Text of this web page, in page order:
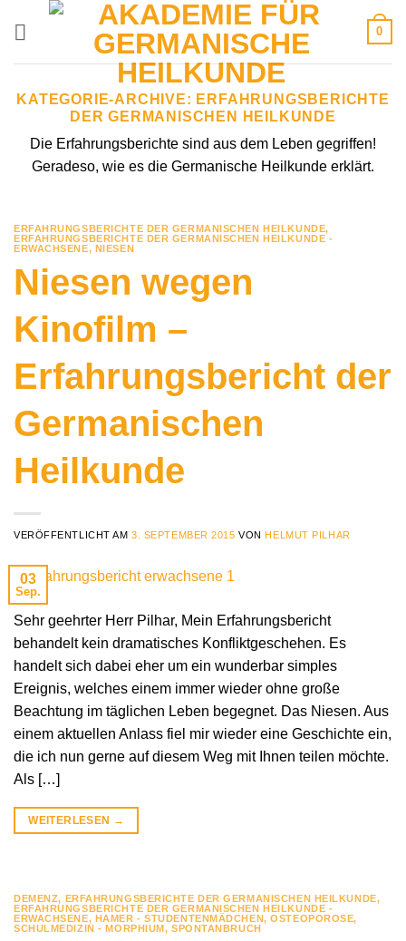
0
KATEGORIE-ARCHIVE: ERFAHRUNGSBERICHTE
DER GERMANISCHEN HEILKUNDE
Die Erfahrungsberichte sind aus dem Leben gegriffen!
Geradeso, wie es die Germanische Heilkunde erklärt.
ERFAHRUNGSBERICHTE DER GERMANISCHEN HEILKUNDE,
ERFAHRUNGSBERICHTE DER GERMANISCHEN HEILKUNDE -
ERWACHSENE, NIESEN
Niesen wegen
Kinofilm –
Erfahrungsbericht der
Germanischen
Heilkunde
VERÖFFENTLICHT AM3. SEPTEMBER 2015 VON HELMUT PILHAR
03
Sep.
Sehr geehrter Herr Pilhar, Mein Erfahrungsbericht
behandelt kein dramatisches Konfliktgeschehen. Es
handelt sich dabei eher um ein wunderbar simples
Ereignis, welches einem immer wieder ohne große
Beachtung im täglichen Leben begegnet. Das Niesen. Aus
einem aktuellen Anlass fiel mir wieder eine Geschichte ein,
die ich nun gerne auf diesem Weg mit Ihnen teilen möchte.
Als […]
WEITERLESEN →
DEMENZ, ERFAHRUNGSBERICHTE DER GERMANISCHEN HEILKUNDE,
ERFAHRUNGSBERICHTE DER GERMANISCHEN HEILKUNDE -
ERWACHSENE, HAMER - STUDENTENMÄDCHEN,OSTEOPOROSE,
SCHULMEDIZIN - MORPHIUM,SPONTANBRUCH